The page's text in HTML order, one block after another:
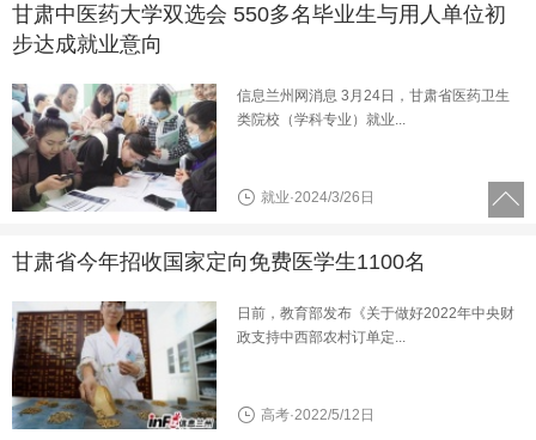
甘肃中医药大学双选会 550多名毕业生与用人单位初
步达成就业意向
信息兰州网消息 3月24日，甘肃省医药卫生
类院校（学科专业）就业...
就业·2024/3/26日
甘肃省今年招收国家定向免费医学生1100名
日前，教育部发布《关于做好2022年中央财
政支持中西部农村订单定...
高考·2022/5/12日